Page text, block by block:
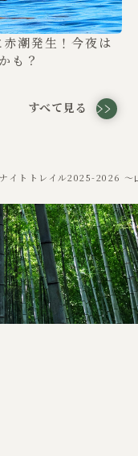
潮発生！今夜は
も？
すべて見る
イトトレイル2025-2026 ～